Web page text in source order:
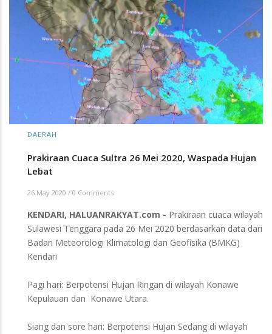
DAERAH
Prakiraan Cuaca Sultra 26 Mei 2020, Waspada Hujan
Lebat
26 May 2020 / 0 Comments
KENDARI, HALUANRAKYAT.com - Prakiraan cuaca wilayah
Sulawesi Tenggara pada 26 Mei 2020 berdasarkan data dari
Badan Meteorologi Klimatologi dan Geofisika (BMKG)
Kendari
Pagi hari: Berpotensi Hujan Ringan di wilayah Konawe
Kepulauan dan Konawe Utara.
Siang dan sore hari: Berpotensi Hujan Sedang di wilayah